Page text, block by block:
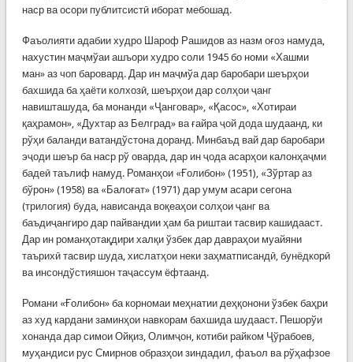
наср ва осори публитсистӣ иборат мебошад.
Фаъолияти адабии худро Шароф Рашидов аз назм оғоз намуда,
нахустин маҷмўаи ашъори худро соли 1945 бо номи «Хашми
ман» аз чоп баровард. Дар ин маҷмўа дар баробари шеърҳои
бахшида ба ҳаёти колхозӣ, шеърҳои дар солҳои ҷанг
навишташуда, ба монанди «Ҷанговар», «Қасос», «Хотираи
қаҳрамон», «Духтар аз Белград» ва ғайра ҷой дода шудаанд, ки
рўҳи баланди ватандўстона доранд. Минбаъд вай дар баробари
эҷоди шеър ба наср рў оварда, дар ин ҷода асарҳои калонҳаҷми
бадеӣ таълиф намуд. Романҳои «Ғолибон» (1951), «Зўртар аз
бўрон» (1958) ва «Балоғат» (1971) дар умум асари сегона
(трилогия) буда, нависанда воқеаҳои солҳои ҷанг ва
баъдиҷангиро дар пайвандии ҳам ба риштаи тасвир кашидааст.
Дар ин романҳотақдири халқи ўзбек дар давраҳои муайяни
таърихӣ тасвир шуда, хислатҳои неки заҳматписандӣ, бунёдкорӣ
ва инсондўстияшон таҷассум ёфтаанд.
Романи «Ғолибон» ба корномаи меҳнатии деҳқонони ўзбек баҳри
аз худ кардани заминҳои навкорам бахшида шудааст. Пешорўи
хонанда дар симои Ойқиз, Олимҷон, котиби райком Ҷўрабоев,
муҳандиси рус Смирнов образҳои зиндадил, фаъол ва рўҳафзое